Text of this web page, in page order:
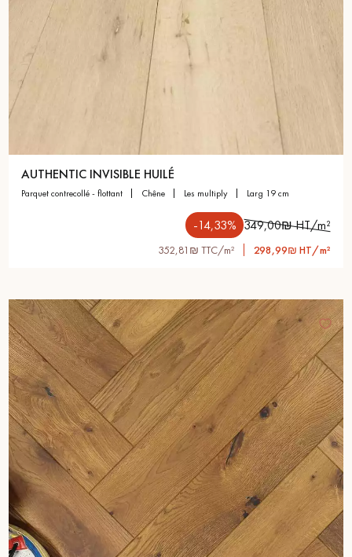
AUTHENTIC INVISIBLE HUILÉ
parquet contrecollé - flottant chêne les multiply larg 19 cm
-14,33% 349,00₪ HT/m²
352,81₪ TTC/m² 298,99₪ HT/m²